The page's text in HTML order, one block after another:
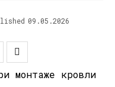
09.05.2026